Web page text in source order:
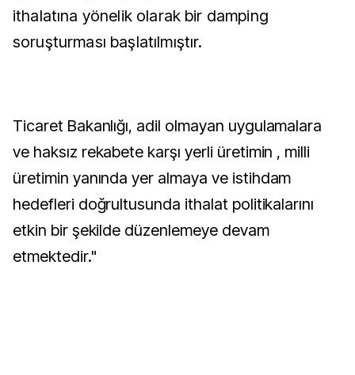
ithalatına yönelik olarak bir damping
soruşturması başlatılmıştır.
Ticaret Bakanlığı, adil olmayan uygulamalara
ve haksız rekabete karşı yerli üretimin , milli
üretimin yanında yer almaya ve istihdam
hedefleri doğrultusunda ithalat politikalarını
etkin bir şekilde düzenlemeye devam
etmektedir."